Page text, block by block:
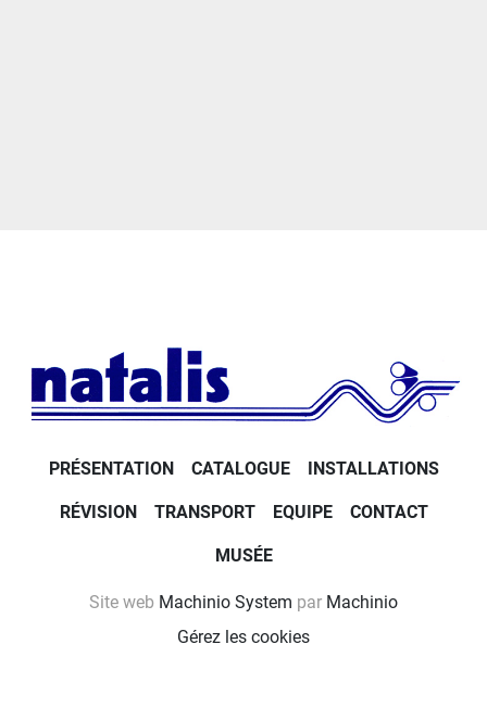
PRÉSENTATION CATALOGUE INSTALLATIONS
RÉVISION TRANSPORT EQUIPE CONTACT
MUSÉE
Site web Machinio System par Machinio
Gérez les cookies